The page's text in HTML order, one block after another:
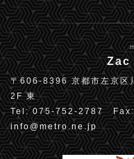
Zac
〒606-8396 京都市左京区
2F 東
Tel: 075-752-2787
info@metro.ne.jp